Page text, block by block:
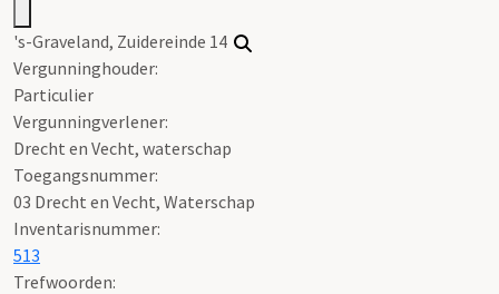
's-Graveland, Zuidereinde 14
Vergunninghouder:
Particulier
Vergunningverlener:
Drecht en Vecht, waterschap
Toegangsnummer:
03 Drecht en Vecht, Waterschap
Inventarisnummer:
513
Trefwoorden: